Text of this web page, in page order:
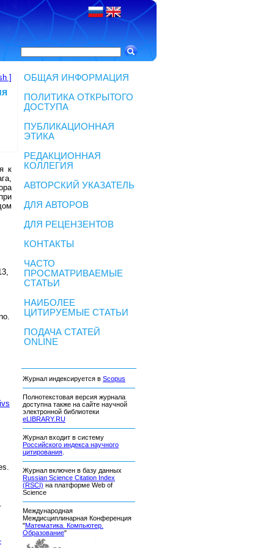
]
к
ОБЩАЯ ИНФОРМАЦИЯ
ПОЛИТИКА ОТКРЫТОГО
ДОСТУПА
ПУБЛИКАЦИОННАЯ
ЭТИКА
РЕДАКЦИОННАЯ
КОЛЛЕГИЯ
АВТОРСКИЙ УКАЗАТЕЛЬ
ДЛЯ АВТОРОВ
ДЛЯ РЕЦЕНЗЕНТОВ
КОНТАКТЫ
ЧАСТО
ПРОСМАТРИВАЕМЫЕ
СТАТЬИ
НАИБОЛЕЕ
ЦИТИРУЕМЫЕ СТАТЬИ
ПОДАЧА СТАТЕЙ
ONLINE
Журнал индексируется в Scopus
Полнотекстовая версия журнала
доступна также на сайте научной
электронной библиотеки
eLIBRARY.RU
Журнал входит в систему
Российского индекса научного
цитирования
Журнал включен в базу данных
Russian Science Citation Index
(RSCI) на платформе Web of
Science
Международная
Междисциплинарная Конференция
"Математика. Компьютер.
Образование"